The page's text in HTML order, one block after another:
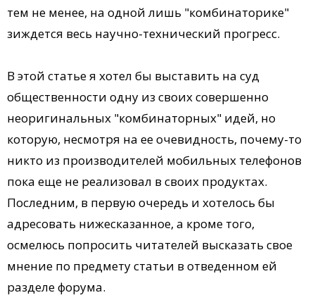
тем не менее, на одной лишь "комбинаторике"
зиждется весь научно-технический прогресс.
В этой статье я хотел бы выставить на суд
общественности одну из своих совершенно
неоригинальных "комбинаторных" идей, но
которую, несмотря на ее очевидность, почему-то
никто из производителей мобильных телефонов
пока еще не реализовал в своих продуктах.
Последним, в первую очередь и хотелось бы
адресовать нижесказанное, а кроме того,
осмелюсь попросить читателей высказать свое
мнение по предмету статьи в отведенном ей
разделе форума.